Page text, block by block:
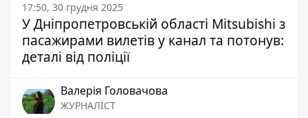
17:50, 30 грудня 2025
У Дніпропетровській області Mitsubishi з
пасажирами вилетів у канал та потонув:
деталі від поліції
Валерія Головачова
ЖУРНАЛІСТ